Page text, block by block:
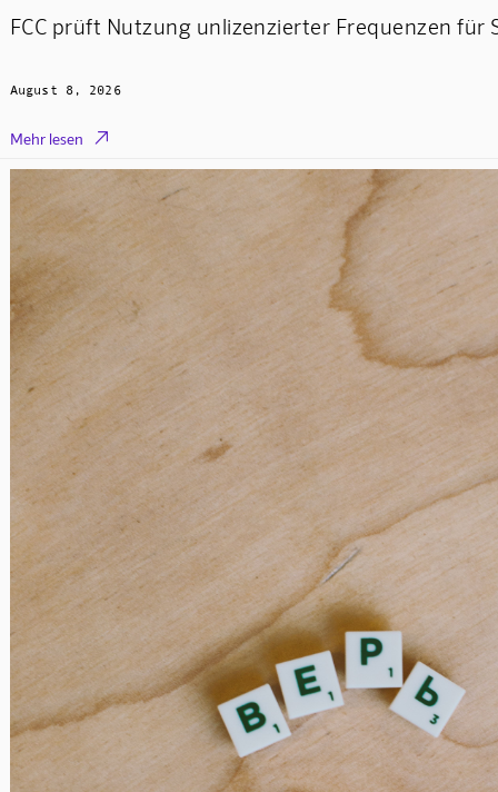
FCC prüft Nutzung unlizenzierter Frequenzen
August 8, 2026
Mehr lesen 